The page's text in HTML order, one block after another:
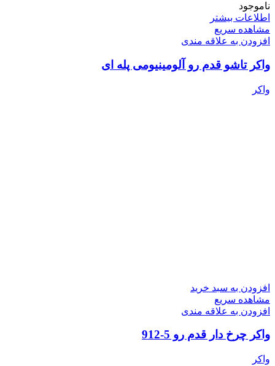
ناموجود
اطلاعات بیشتر
مشاهده سریع
افزودن به علاقه مندی
واکر تاشو قدم رو آلومینیومی پله ای
واکر
افزودن به سبد خرید
مشاهده سریع
افزودن به علاقه مندی
واکر چرخ دار قدم رو 5-912
واکر